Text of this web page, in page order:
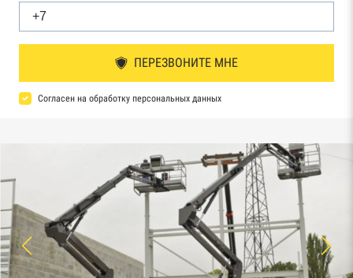
ПЕРЕЗВОНИТЕ МНЕ
Согласен на обработку персональных данных